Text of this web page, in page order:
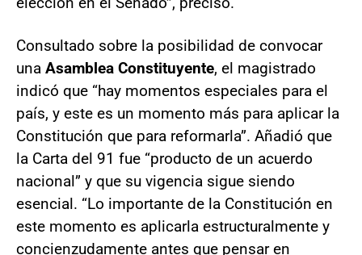
Consultado sobre la posibilidad de convocar
una Asamblea Constituyente, el magistrado
indicó que “hay momentos especiales para el
país, y este es un momento más para aplicar la
Constitución que para reformarla”. Añadió que
la Carta del 91 fue “producto de un acuerdo
nacional” y que su vigencia sigue siendo
esencial. “Lo importante de la Constitución en
este momento es aplicarla estructuralmente y
concienzudamente antes que pensar en